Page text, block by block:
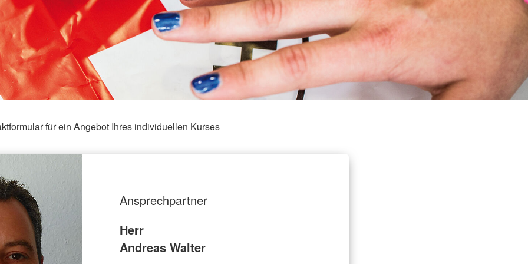
für ein Angebot Ihres individuellen Kurses
Ansprechpartner
Herr
Andreas Walter